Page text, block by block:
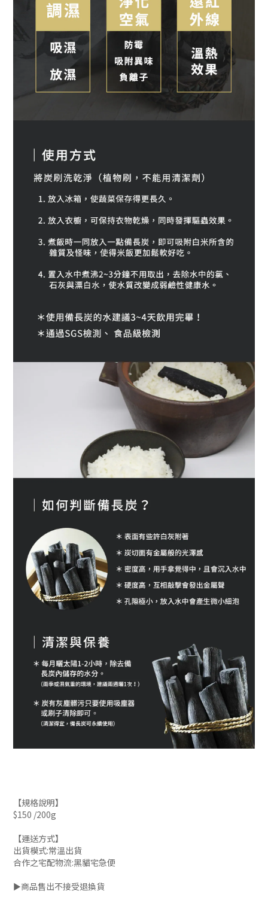
【規格說明】
$150 /200g
【運送方式】
出貨模式:常溫出貨
合作之宅配物流:黑貓宅急便
►商品售出不接受退換貨